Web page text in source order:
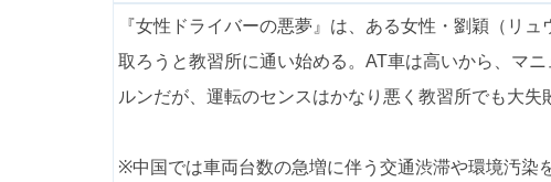
『女性ドライバーの悪夢』は、ある女性・劉穎（リ
取ろうと教習所に通い始める。AT車は高いから、マ
ルンだが、運転のセンスはかなり悪く教習所でも大
※中国では車両台数の急増に伴う交通渋滞や環境汚染